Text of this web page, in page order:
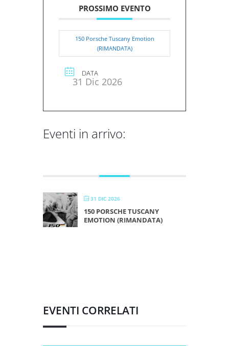
PROSSIMO EVENTO
150 Porsche Tuscany Emotion
(RIMANDATA)
DATA
31 Dic 2026
Eventi in arrivo:
31 DIC 2026
150 PORSCHE TUSCANY
EMOTION (RIMANDATA)
EVENTI CORRELATI